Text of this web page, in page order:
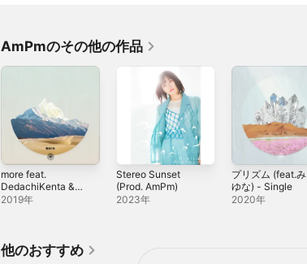
AmPmのその他の作品
more feat.
DedachiKenta &
FUNTYME -
2019年
Stereo Sunset
(Prod. AmPm)
2023年
プリズム (feat.み
ゆな) - Single
2020年
他のおすすめ